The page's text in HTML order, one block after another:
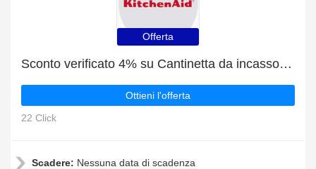
Offerta
Sconto verificato 4% su Cantinetta da incasso KCBWX 70600R0
Ottieni l'offerta
22 Click
Scadere: Nessuna data di scadenza